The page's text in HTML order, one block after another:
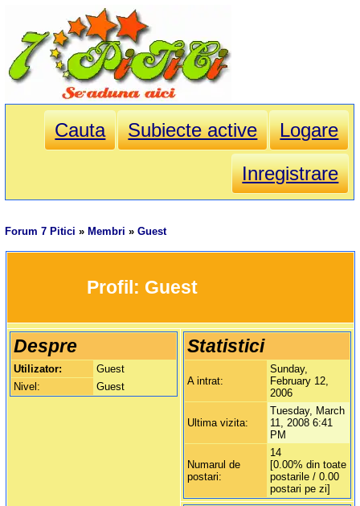
Cauta Subiecte active
Logare
Inregistrare
Forum 7 Pitici » Membri »Guest
		Profil:
Guest
Despre
Utilizator:
Guest
Nivel:
Guest
Statistici
A intrat:
Sunday,
February 12,
2006
Ultima vizita:
Tuesday, March
11, 2008 6:41
PM
Numarul de
postari:
14
[0.00% din toate
postarile / 0.00
postari pe zi]